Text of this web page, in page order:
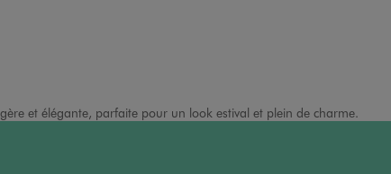
et élégante, parfaite pour un look estival et plein de charme.